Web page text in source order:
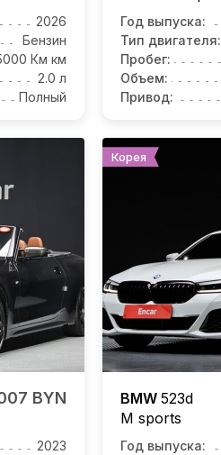
2026
Бензин
Км км
2.0 л
Полный
Год выпуска:
Тип двигателя:
Пробег:
Объем:
Привод:
BYN
2023
Корея
BMW 523d
M sports
Год выпуска: